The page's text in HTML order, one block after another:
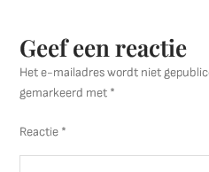
Geef een reactie
Het e-mailadres wordt niet
gemarkeerd met *
Reactie *